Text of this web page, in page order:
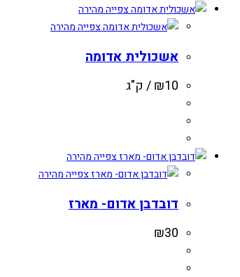
צפייה מהירה
צפייה מהירה
אשכולית אדומה
₪10 / ק"ג
צפייה מהירה
צפייה מהירה
דובדבן אדום- מארז
₪30